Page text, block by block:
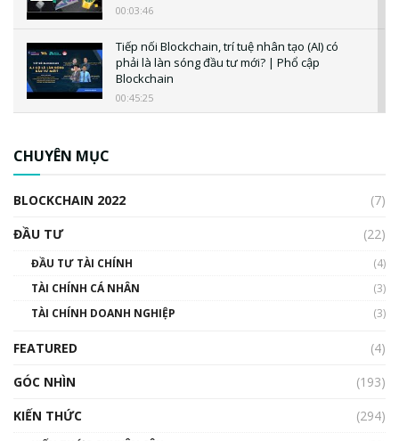
00:03:46
Tiếp nối Blockchain, trí tuệ nhân tạo (AI) có
phải là làn sóng đầu tư mới? | Phổ cập
Blockchain
00:45:25
00:02:14
Nhìn lại năm 2022: Những sự kiện ảnh hưởng
đến hệ sinh thái tiền mã hoá | Phổ cập
CHUYÊN MỤC
BLOCKCHAIN 2022
(7)
ĐẦU TƯ
(22)
ĐẦU TƯ TÀI CHÍNH
(4)
TÀI CHÍNH CÁ NHÂN
(3)
TÀI CHÍNH DOANH NGHIỆP
(3)
FEATURED
(4)
GÓC NHÌN
(193)
KIẾN THỨC
(294)